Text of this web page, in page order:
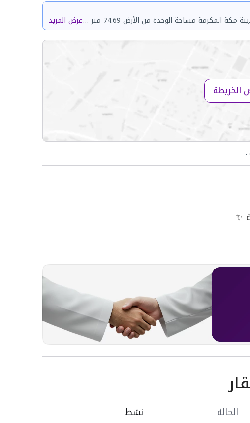
حي جزء المتبقى بارض الشوقيه بوادى ابراهيم علية السلام بمدينة مكة المكرمة مساحة الوحدة من الأرض 74.69 متر وتختص من المنافع والأجزاء المشتركة بمساحة 144.16 مترعرض المزيد
الخريطة
✨
الحالة
نشط